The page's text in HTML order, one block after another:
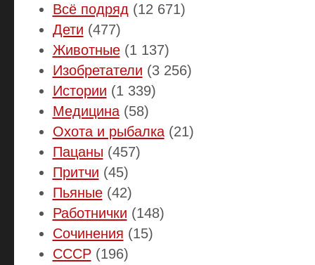
Всё подряд (12 671)
Дети (477)
Животные(1 137)
Изобретатели (3 256)
Истории (1 339)
Медицина(58)
Охота и рыбалка(21)
Пацаны (457)
Притчи (45)
Пьяные(42)
Работнички (148)
Сочинения (15)
СССР(196)